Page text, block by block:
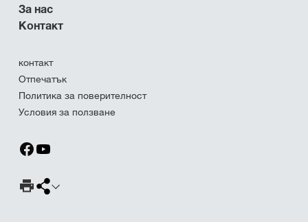
За нас
Контакт
контакт
Отпечатък
Политика за поверителност
Условия за ползване
Страница за печат
Споделяне на страница